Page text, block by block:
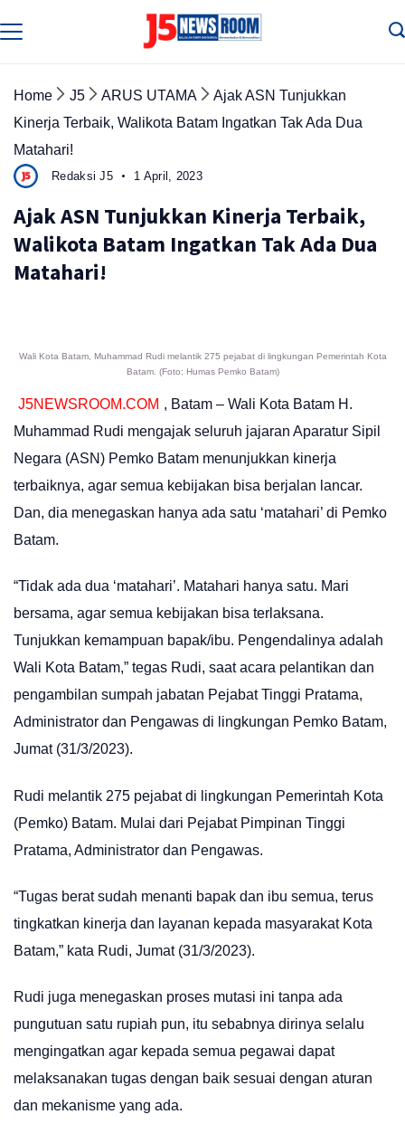
to
Home J5 ARUS UTAMA
Ajak ASN Tunjukkan
Kinerja Terbaik, Walikota Batam Ingatkan Tak Ada Dua
Matahari!
Redaksi J5 1 April, 2023
Ajak ASN Tunjukkan Kinerja Terbaik,
Walikota Batam Ingatkan Tak Ada Dua
Matahari!
Wali Kota Batam, Muhammad Rudi melantik 275 pejabat di lingkungan Pemerintah Kota
Batam. (Foto: Humas Pemko Batam)
J5NEWSROOM.COM , Batam – Wali Kota Batam H.
Muhammad Rudi mengajak seluruh jajaran Aparatur Sipil
Negara (ASN) Pemko Batam menunjukkan kinerja
terbaiknya, agar semua kebijakan bisa berjalan lancar.
Dan, dia menegaskan hanya ada satu ‘matahari’ di Pemko
Batam.
“Tidak ada dua ‘matahari’. Matahari hanya satu. Mari
bersama, agar semua kebijakan bisa terlaksana.
Tunjukkan kemampuan bapak/ibu. Pengendalinya adalah
Wali Kota Batam,” tegas Rudi, saat acara pelantikan dan
pengambilan sumpah jabatan Pejabat Tinggi Pratama,
Administrator dan Pengawas di lingkungan Pemko Batam,
Jumat (31/3/2023).
Rudi melantik 275 pejabat di lingkungan Pemerintah Kota
(Pemko) Batam. Mulai dari Pejabat Pimpinan Tinggi
Pratama, Administrator dan Pengawas.
“Tugas berat sudah menanti bapak dan ibu semua, terus
tingkatkan kinerja dan layanan kepada masyarakat Kota
Batam,” kata Rudi, Jumat (31/3/2023).
Rudi juga menegaskan proses mutasi ini tanpa ada
pungutuan satu rupiah pun, itu sebabnya dirinya selalu
mengingatkan agar kepada semua pegawai dapat
melaksanakan tugas dengan baik sesuai dengan aturan
dan mekanisme yang ada.